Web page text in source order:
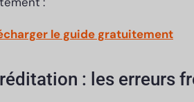
le guide gratuitement
: les erreurs